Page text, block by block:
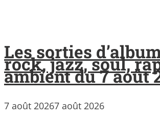
Les sorties
rock, jazz, soul,
ambient du 7 août
7 août 20267 août 2026